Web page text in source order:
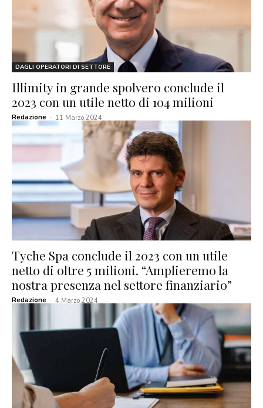
DAGLI OPERATORI DI SETTORE
Illimity in grande spolvero conclude il
2023 con un utile netto di 104 milioni
Redazione - 11 Marzo 2024
Tyche Spa conclude il 2023 con un utile
netto di oltre 5 milioni. “Amplieremo la
nostra presenza nel settore finanziario”
Redazione - 4 Marzo 2024